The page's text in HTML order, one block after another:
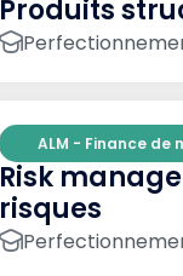
Produits
ALM - Finance de
Risk
risques